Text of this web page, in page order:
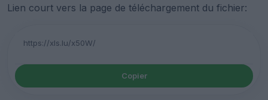
Lien court vers la page de téléchargement du fichier:
Copier